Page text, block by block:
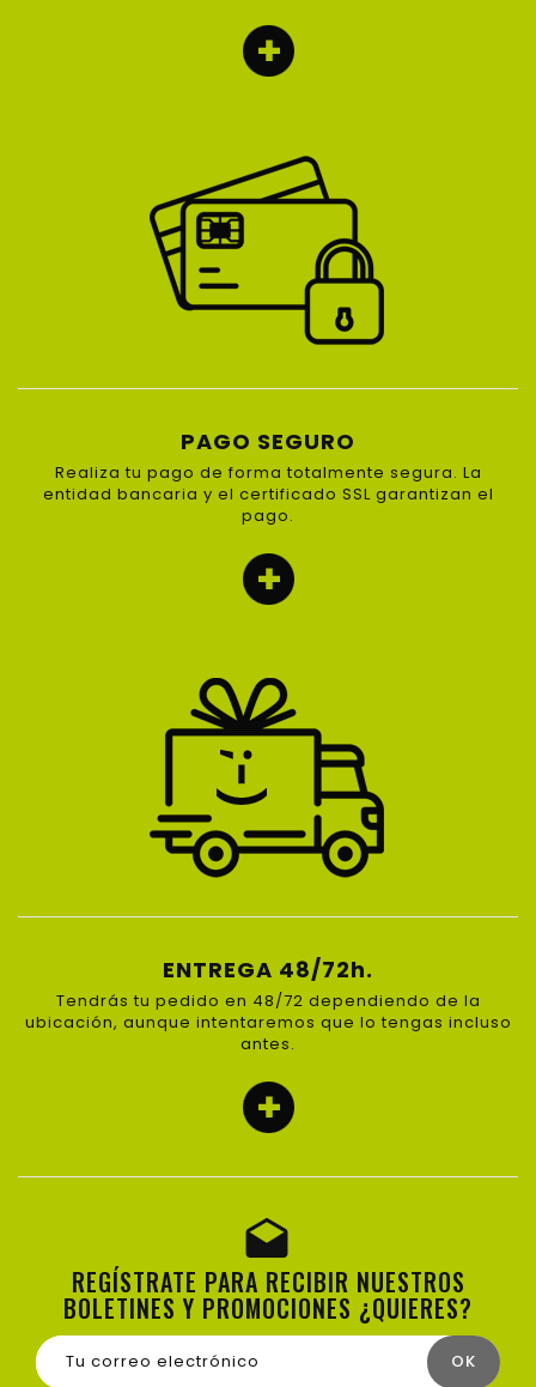
PAGO SEGURO
Realiza tu pago de forma totalmente segura. La
entidad bancaria y el certificado SSL garantizan el
pago.
ENTREGA 48/72h.
Tendrás tu pedido en 48/72 dependiendo de la
ubicación, aunque intentaremos que lo tengas incluso
antes.
REGÍSTRATE PARA RECIBIR NUESTROS
BOLETINES Y PROMOCIONES ¿QUIERES?